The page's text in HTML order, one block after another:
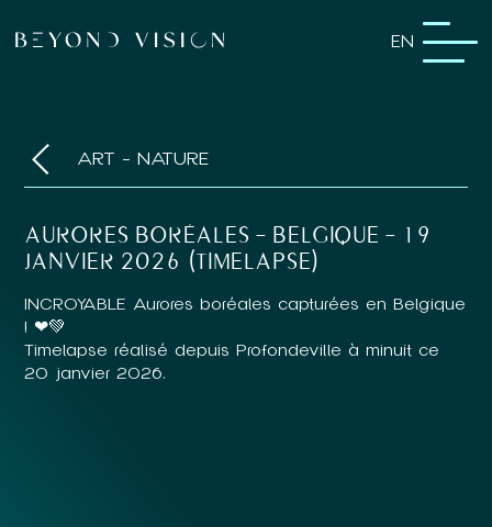
EN
ART - NATURE
AURORES BORÉALES – BELGIQUE – 19
JANVIER 2026 (TIMELAPSE)
INCROYABLE Aurores boréales capturées en Belgique
! ❤💚
Timelapse réalisé depuis Profondeville à minuit ce
20 janvier 2026.